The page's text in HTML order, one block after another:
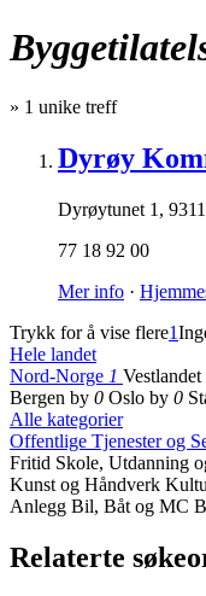
» 1 unike treff
Dyrøy
Dyrøytunet 1 ,
77 18 92 00
Mer info ·
Trykk for å vise flere1
Hele landet
Nord-Norge 1 Vestlandet
Bergen by 0 Oslo by 0
Alle kategorier
Offentlige Tjenester og
Fritid Skole, Utdanning
Kunst og Håndverk
Anlegg Bil, Båt og MC
Relaterte